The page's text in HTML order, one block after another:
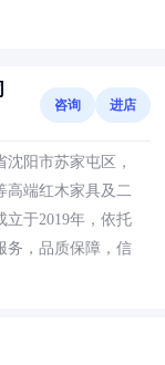
咨询 进店
阳市苏家屯区，
高端红木家具及二
于2019年，依托
务，品质保障，信